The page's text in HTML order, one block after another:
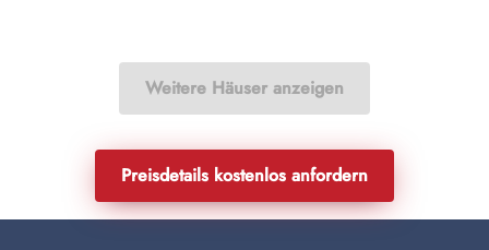
Weitere Häuser anzeigen
Preisdetails kostenlos anfordern